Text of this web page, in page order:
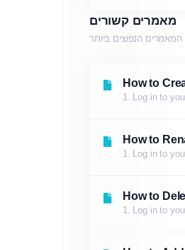
מאמרים קשורים
המאמרים הנפוצים ביותר
How to
1. Log in to
How to
1. Log in to
How to
1. Log in to